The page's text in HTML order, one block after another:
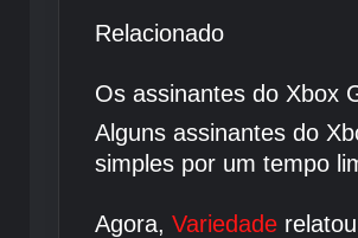
Relacionado
Os assinantes do Xbox
Alguns assinantes do
simples por um tempo
Agora, Variedade